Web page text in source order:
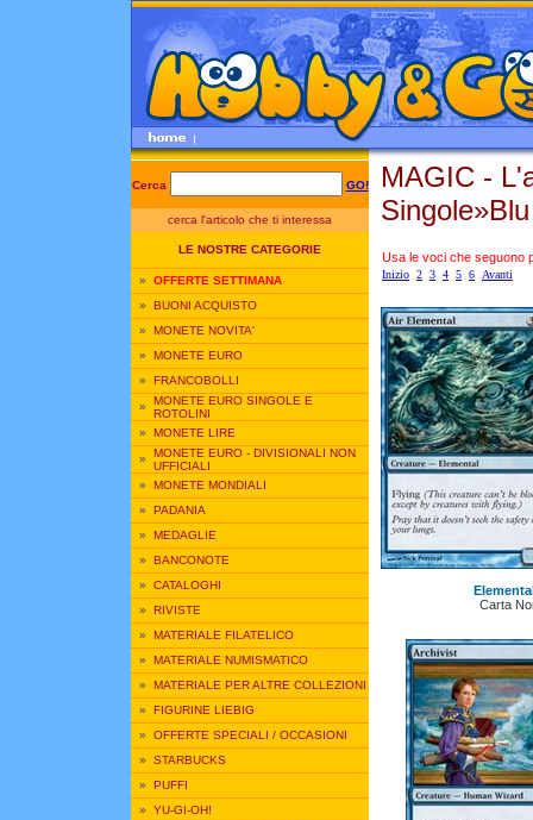
Cerca GO!
cerca l'articolo che ti interessa
LE NOSTRE CATEGORIE
» OFFERTE SETTIMANA
» BUONI ACQUISTO
» MONETE NOVITA'
» MONETE EURO
» FRANCOBOLLI
» MONETE EURO SINGOLE E
ROTOLINI
» MONETE LIRE
» MONETE EURO - DIVISIONALI NON
UFFICIALI
» MONETE MONDIALI
» PADANIA
» MEDAGLIE
» BANCONOTE
» CATALOGHI
» RIVISTE
» MATERIALE FILATELICO
» MATERIALE NUMISMATICO
» MATERIALE PER ALTRE COLLEZIONI
» FIGURINE LIEBIG
» OFFERTE SPECIALI / OCCASIONI
» STARBUCKS
» PUFFI
» YU-GI-OH!
MAGIC -
Singole»Blu
Usa le voci che seguono
Inizio 2 3 4 5 6 Avanti
Carta